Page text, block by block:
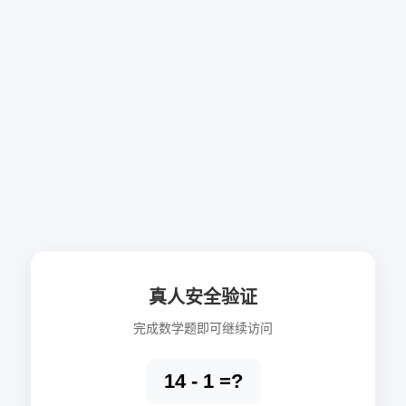
真人安全验证
完成数学题即可继续访问
14 - 1 =?